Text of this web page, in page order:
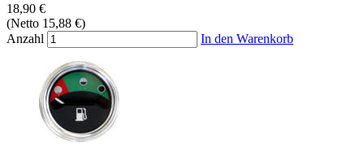
18,90 €
(Netto 15,88 €)
Anzahl
In den Warenkorb